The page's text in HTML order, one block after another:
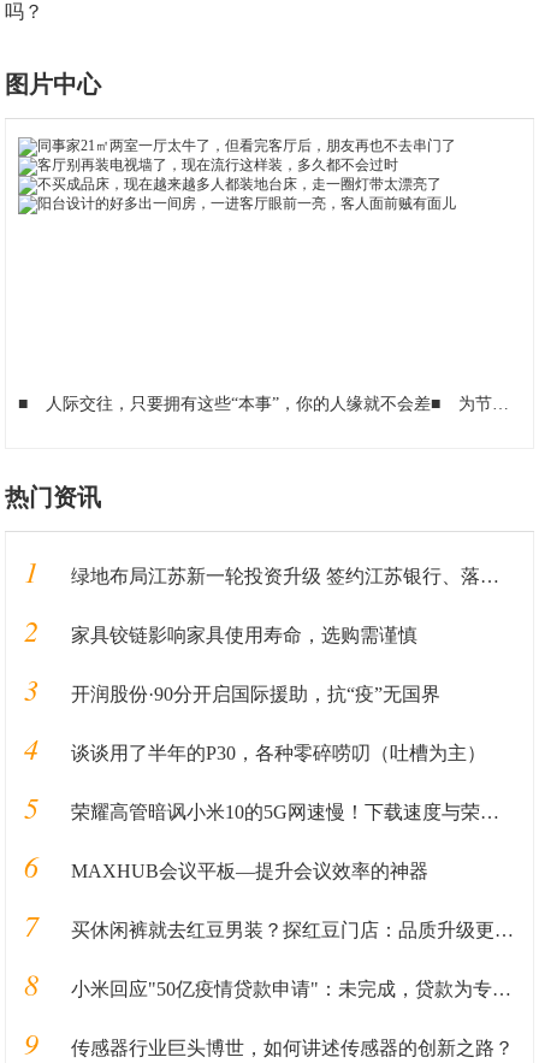
吗？
图片中心
■ 人际交往，只要拥有这些“本事”，你的人缘就不会差■ 为节省宽带费，选用39元100GB靠谱吗？网友：等我转网
热门资讯
1 绿地布局江苏新一轮投资升级 签约江苏银行、落地重大产业
2 家具铰链影响家具使用寿命，选购需谨慎
3 开润股份·90分开启国际援助，抗“疫”无国界
4 谈谈用了半年的P30，各种零碎唠叨（吐槽为主）
5 荣耀高管暗讽小米10的5G网速慢！下载速度与荣耀V30相差4.2倍？
6 MAXHUB会议平板—提升会议效率的神器
7 买休闲裤就去红豆男装？探红豆门店：品质升级更有型
8 小米回应"50亿疫情贷款申请"：未完成，贷款为专款专用
9 传感器行业巨头博世，如何讲述传感器的创新之路？